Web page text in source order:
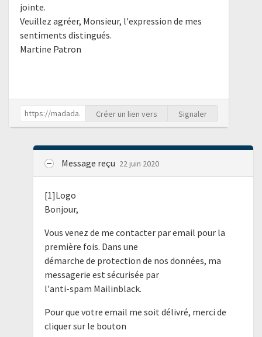
jointe.
Veuillez agréer, Monsieur, l'expression de mes
sentiments distingués.
Martine Patron
Créer un lien vers Signaler
Message reçu 22 juin 2020
[1]Logo
Bonjour,
Vous venez de me contacter par email pour la
première fois. Dans une
démarche de protection de nos données, ma
messagerie est sécurisée par
l'anti-spam Mailinblack.
Pour que votre email me soit délivré, merci de
cliquer sur le bouton